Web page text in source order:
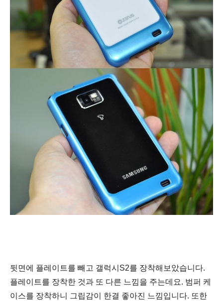
뒷면에 플레이트를 빼고 갤럭시S2를 장착해보았습니다.
플레이트를 장착한 것과 또 다른 느낌을 주는데요. 범퍼 케
이스를 장착하니 그립감이 한결 좋아진 느낌입니다. 또한